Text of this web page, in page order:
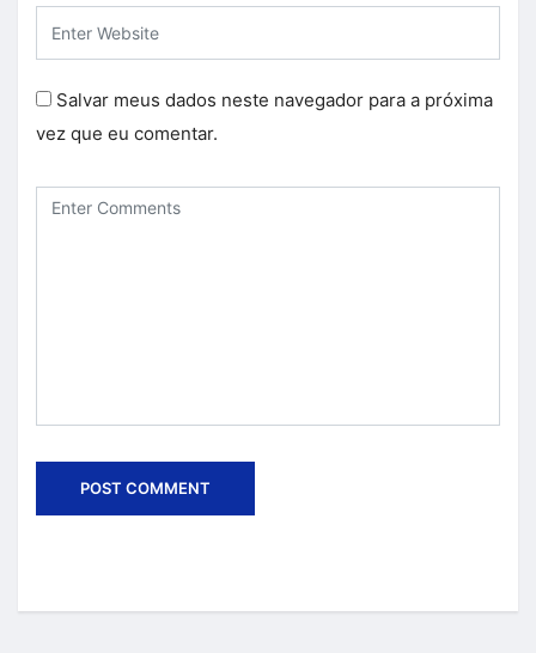
Salvar meus dados neste navegador para a próxima
vez que eu comentar.